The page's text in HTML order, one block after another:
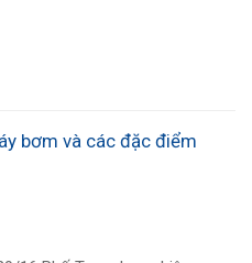
bơm và các đặc điểm